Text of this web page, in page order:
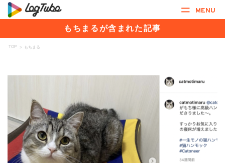
MENU
もちまるが含まれた記事
TOP > もちまる